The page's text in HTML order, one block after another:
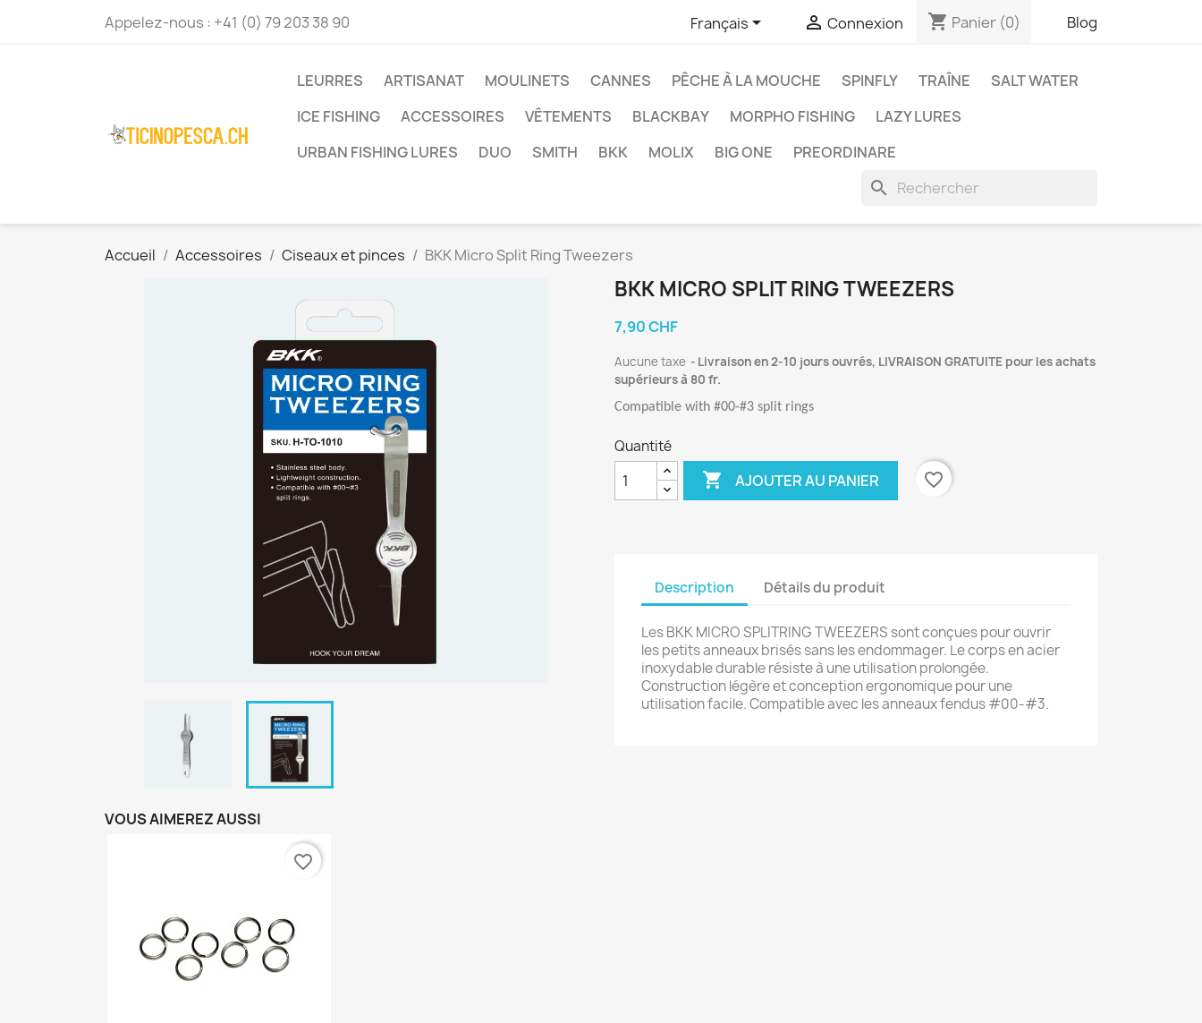
Appelez-nous : +41 (0) 79 203 38 90 Français  Connexion shopping_cart Panier (0) Blog
LEURRES ARTISANAT MOULINETS CANNES PÊCHE À LA MOUCHE SPINFLY TRAÎNE
SALT WATER
ICE FISHING
ACCESSOIRES VÊTEMENTS BLACKBAY MORPHO FISHING
LAZY LURES
URBAN FISHING LURES
DUO SMITH BKK MOLIX BIG ONE PREORDINARE
search
Accueil Accessoires Ciseaux et pinces BKK Micro Split Ring Tweezers
BKK MICRO SPLIT RING TWEEZERS
7,90 CHF
Aucune taxe
Livraison en 2-10 jours ouvrés, LIVRAISON GRATUITE pour les achats
supérieurs à 80 fr.
Compatible with #00-#3 split rings
Quantité
 AJOUTER AU PANIER favorite_border
Description Détails du produit
Les BKK MICRO SPLITRING TWEEZERS sont conçues pour ouvrir
les petits anneaux brisés sans les endommager. Le corps en acier
inoxydable durable résiste à une utilisation prolongée.
Construction légère et conception ergonomique pour une
utilisation facile. Compatible avec les anneaux fendus #00-#3.
VOUS AIMEREZ AUSSI
favorite_border